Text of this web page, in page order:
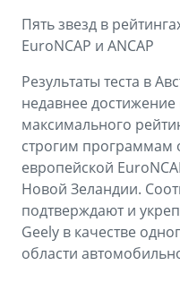
Пять звезд в
EuroNCAP и ANCAP
Результаты теста в
недавнее
максимального
строгим программам
европейской
Новой Зеландии.
подтверждают и
Geely в качестве
области